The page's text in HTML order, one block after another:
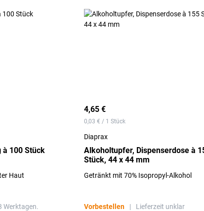
100 Stück
Haut
Werktagen.
4,65 €
0,03 € / 1 Stück
Diaprax
Alkoholtupfer, Dispenserdose à
Stück, 44 x 44 mm
Getränkt mit 70% Isopropyl-Alkohol
Vorbestellen | Lieferzeit unklar